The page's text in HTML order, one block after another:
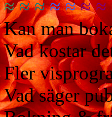
≈ ≈ ≈ ≈ ≈ ≈ ≈
Kan man
Vad kostar
Fler
Vad säger